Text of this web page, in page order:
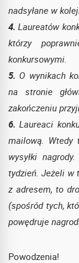
nadsyłane w
4. Laureatów
którzy
konkursowymi.
5. O wynikach
na stronie
zakończeniu
6. Laureaci
mailową. Wtedy
wysyłki
tydzień. Jeżeli w
z adresem, to
(spośród tych,
powędruje
Powodzenia!